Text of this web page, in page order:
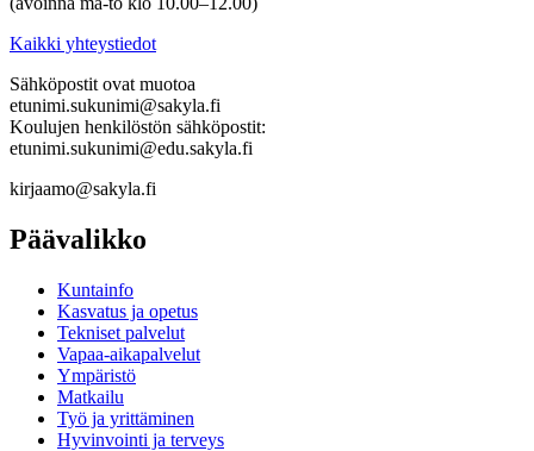
Kaikki yhteystiedot
Sähköpostit ovat muotoa
etunimi.sukunimi@sakyla.fi
Koulujen henkilöstön sähköpostit:
etunimi.sukunimi@edu.sakyla.fi
kirjaamo@sakyla.fi
Päävalikko
Kunta­info
Kasvatus ja opetus
Tekniset palvelut
Vapaa-aika­palvelut
Ympä­ristö
Mat­kailu
Työ ja yrittä­minen
Hyvinvointi ja terveys